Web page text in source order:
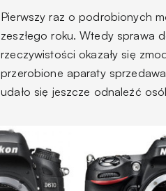
Pierwszy raz o podrobionych
zeszłego roku. Wtedy sprawa
rzeczywistości okazały się
przerobione aparaty
udało się jeszcze odnaleźć